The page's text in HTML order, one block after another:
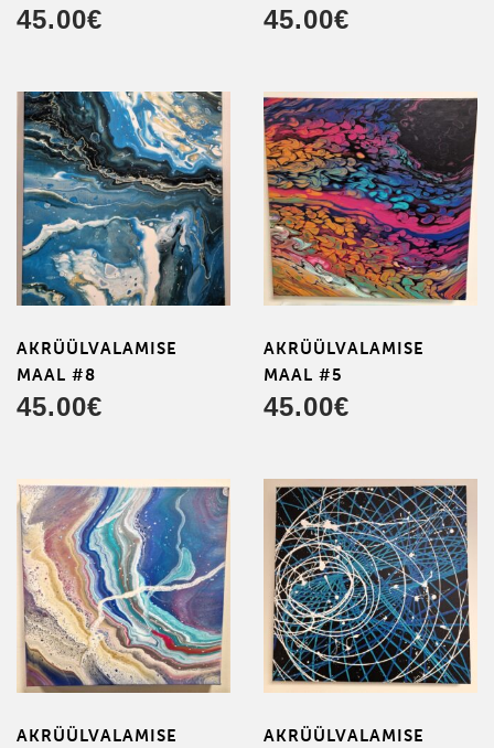
45.00€ 45.00€
AKRÜÜL­VALAMISE
MAAL #8
45.00€
AKRÜÜL­VALAMISE
MAAL #5
45.00€
AKRÜÜL­VALAMISE
AKRÜÜL­VALAMISE